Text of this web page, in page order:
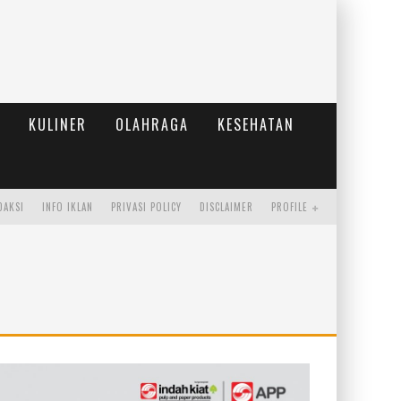
KULINER OLAHRAGA
KESEHATAN
PROFILE
DISCLAIMER
PRIVASI POLICY
INFO IKLAN